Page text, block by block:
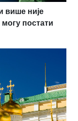
више није
постати